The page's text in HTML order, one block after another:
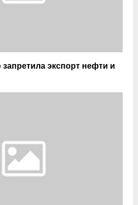
экспорт нефти и